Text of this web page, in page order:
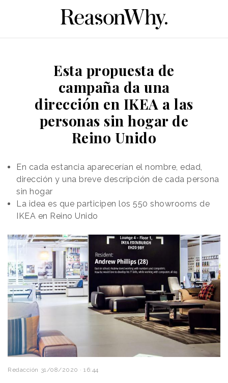
Esta propuesta de
campaña da una
dirección en IKEA a las
personas sin hogar de
Reino Unido
En cada estancia aparecerían el nombre, edad,
dirección y una breve descripción de cada persona
sin hogar
La idea es que participen los 550 showrooms de
IKEA en Reino Unido
Redacción 31/08/2020 · 16:44